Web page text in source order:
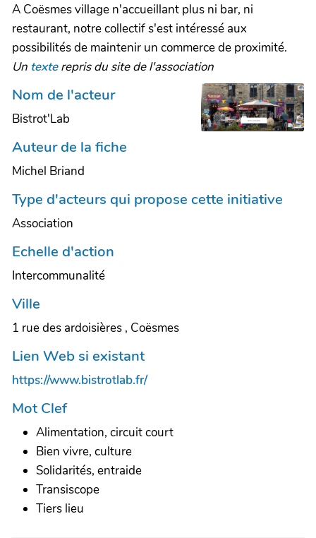
A Coësmes village n'accueillant plus ni bar, ni
restaurant, notre collectif s'est intéressé aux
possibilités de maintenir un commerce de proximité.
Un texterepris du site de l'association
Nom de l'acteur
Bistrot'Lab
Auteur de la fiche
Michel Briand
Type d'acteurs qui propose cette initiative
Association
Echelle d'action
Intercommunalité
Ville
1 rue des ardoisières , Coësmes
Lien Web si existant
https://www.bistrotlab.fr/
Mot Clef
Alimentation, circuit court
Bien vivre, culture
Solidarités, entraide
Transiscope
Tiers lieu